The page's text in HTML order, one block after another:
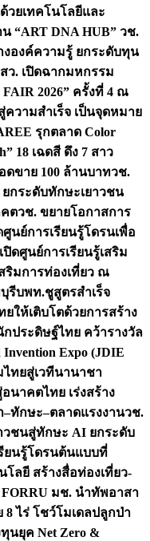
ยเทคโนโลยีและ
“ART DNA HUB” วช.
องค์ความรู้ ยกระดับทุน
ว. เปิดฉากมหกรรม
FAIR 2026” ครั้งที่ 4 ณ
วามสำเร็จ เป็นจุดหมาย
รุกตลาด Color
18 เฉดสี ดึง 7 สาว
ดขาย 100 ล้านบาทวช.
กระดับทักษะเยาวชน
ตวช. ขยายโอกาสการ
นย์การเรียนรู้โดรนเพื่อ
ปิดศูนย์การเรียนรู้เสริม
ริมการท่องเที่ยว ณ
รีบพท.ชูสูตรสำเร็จ
ยให้เติบโตด้วยการสร้าง
ประดิษฐ์ไทย คว้ารางวัล
Invention Expo (JDIE
ทยสู่เวทีนานาชา
าคตไทย เร่งสร้าง
–ทักษะ–ตลาดแรงงานวช.
วชนสู่ทักษะ AI ยกระดับ
ยนรู้โดรนต้นแบบที่
ลยี สร้างสื่อท่องเที่ยว-
มช. นำทัพอาสา
8 ไร่ โชว์โมเดลปลูกป่า
นยุค Net Zero &